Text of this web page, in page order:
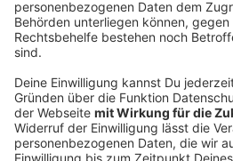
Einschränkungen fließen kann.
Anzeige
Weitere Infos und Links
Anzeige